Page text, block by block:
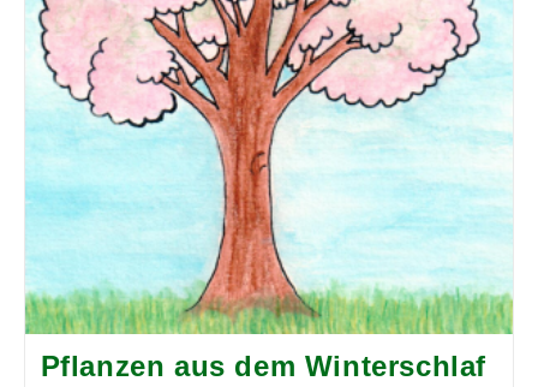
Pflanzen aus dem Winterschlaf